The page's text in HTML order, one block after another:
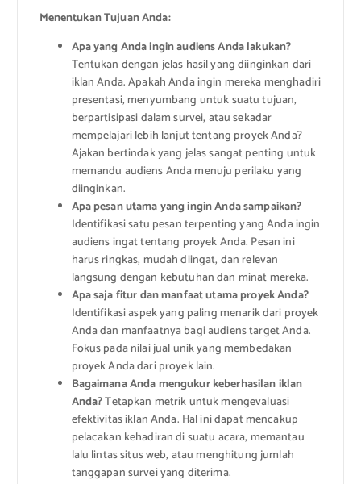
Menentukan Tujuan Anda:
Apa yang Anda ingin audiens Anda lakukan?
Tentukan dengan jelas hasil yang diinginkan dari
iklan Anda. Apakah Anda ingin mereka menghadiri
presentasi, menyumbang untuk suatu tujuan,
berpartisipasi dalam survei, atau sekadar
mempelajari lebih lanjut tentang proyek Anda?
Ajakan bertindak yang jelas sangat penting untuk
memandu audiens Anda menuju perilaku yang
diinginkan.
Apa pesan utama yang ingin Anda sampaikan?
Identifikasi satu pesan terpenting yang Anda ingin
audiens ingat tentang proyek Anda. Pesan ini
harus ringkas, mudah diingat, dan relevan
langsung dengan kebutuhan dan minat mereka.
Apa saja fitur dan manfaat utama proyek Anda?
Identifikasi aspek yang paling menarik dari proyek
Anda dan manfaatnya bagi audiens target Anda.
Fokus pada nilai jual unik yang membedakan
proyek Anda dari proyek lain.
Bagaimana Anda mengukur keberhasilan iklan
Anda?Tetapkan metrik untuk mengevaluasi
efektivitas iklan Anda. Hal ini dapat mencakup
pelacakan kehadiran di suatu acara, memantau
lalu lintas situs web, atau menghitung jumlah
tanggapan survei yang diterima.